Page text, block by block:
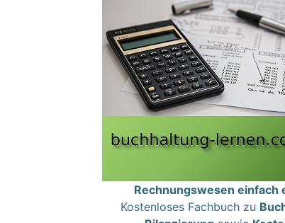
Rechnungswesen einfach
Kostenloses Fachbuch zu